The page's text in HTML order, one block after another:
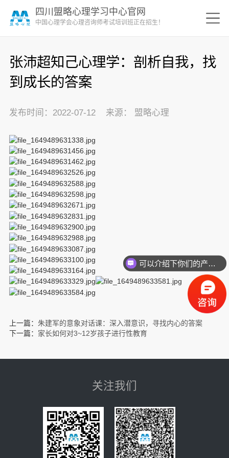
四川盟略心理学习中心官网
中国心理学会心理咨询师考试培训班正在招生！
张沛超知己心理学：剖析自我，找
到成长的答案
发布时间：2022-07-12 来源： 盟略心理
上一篇： 朱建军的意象对话课：深入潜意识，寻找内心的答案
下一篇： 家长如何对3~12岁孩子进行性教育
关注我们